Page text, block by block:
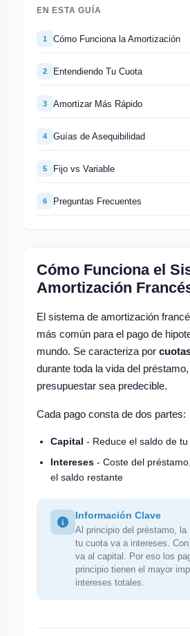
EN ESTA GUÍA
1 Cómo Funciona la Amortización
2 Entendiendo Tu Cuota
3 Amortizar Más Rápido
4 Guías de Asequibilidad
5 Fijo vs Variable
6 Preguntas Frecuentes
Cómo Funciona el
Amortización
El sistema de amortización
más común para el pago de
mundo. Se caracteriza por
durante toda la vida del
presupuestar sea predecible.
Cada pago consta de dos partes:
Capital - Reduce el saldo de
Intereses - Coste del
el saldo restante
Información Clave
Al principio del préstamo, la
tu cuota va a intereses.
va al capital. Por eso los
principio tienen el mayor
intereses totales.